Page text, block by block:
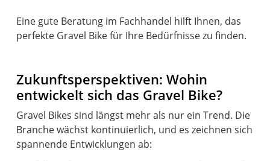
Eine gute Beratung im Fachhandel hilft Ihnen, das
perfekte Gravel Bike für Ihre Bedürfnisse zu finden.
Zukunftsperspektiven: Wohin
entwickelt sich das Gravel Bike?
Gravel Bikes sind längst mehr als nur ein Trend. Die
Branche wächst kontinuierlich, und es zeichnen sich